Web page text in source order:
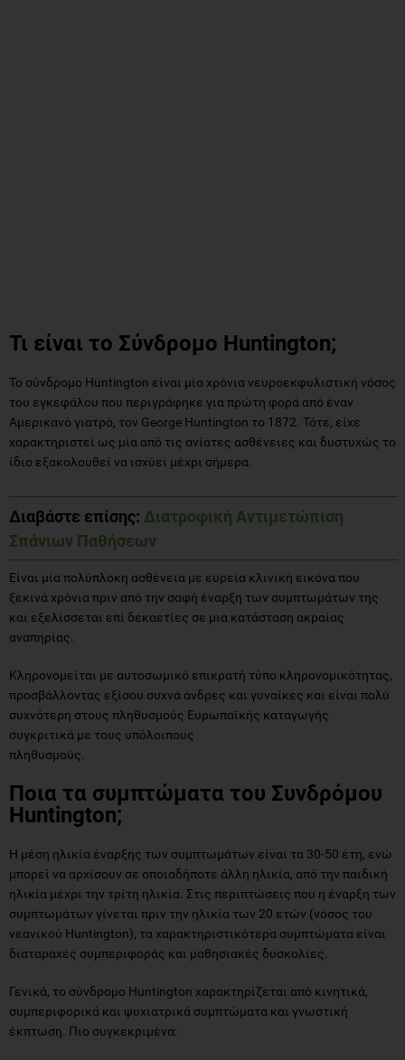
Τι είναι το Σύνδρομο Huntington;
Το σύνδρομο Huntington είναι μία χρόνια νευροεκφυλιστική νόσος
του εγκεφάλου που περιγράφηκε για πρώτη φορά από έναν
Αμερικανό γιατρό, τον George Huntington το 1872. Τότε, είχε
χαρακτηριστεί ως μία από τις ανίατες ασθένειες και δυστυχώς το
ίδιο εξακολουθεί να ισχύει μέχρι σήμερα.
Διαβάστε επίσης: Διατροφική Αντιμετώπιση
Σπάνιων Παθήσεων
Είναι μία πολύπλοκη ασθένεια με ευρεία κλινική εικόνα που
ξεκινά χρόνια πριν από την σαφή έναρξη των συμπτωμάτων της
και εξελίσσεται επί δεκαετίες σε μια κατάσταση ακραίας
αναπηρίας.
Κληρονομείται με αυτοσωμικό επικρατή τύπο κληρονομικότητας,
προσβάλλοντας εξίσου συχνά άνδρες και γυναίκες και είναι πολύ
συχνότερη στους πληθυσμούς Ευρωπαϊκής καταγωγής
συγκριτικά με τους υπόλοιπους
πληθυσμούς.
Ποια τα συμπτώματα του Συνδρόμου
Huntington;
Η μέση ηλικία έναρξης των συμπτωμάτων είναι τα 30-50 έτη, ενώ
μπορεί να αρχίσουν σε οποιαδήποτε άλλη ηλικία, από την παιδική
ηλικία μέχρι την τρίτη ηλικία. Στις περιπτώσεις που η έναρξη των
συμπτωμάτων γίνεται πριν την ηλικία των 20 ετών (νόσος του
νεανικού Huntington), τα χαρακτηριστικότερα συμπτώματα είναι
διαταραχές συμπεριφοράς και μαθησιακές δυσκολίες.
Γενικά, το σύνδρομο Huntington χαρακτηρίζεται από κινητικά,
συμπεριφορικά και ψυχιατρικά συμπτώματα και γνωστική
έκπτωση. Πιο συγκεκριμένα: